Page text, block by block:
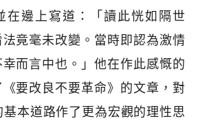
在邊上寫道：「讀此恍如隔世
竟毫未改變。當時即認為激情
而言中也。」他在作此感慨的
要改良不要革命》的文章，對
基本道路作了更為宏觀的理性思